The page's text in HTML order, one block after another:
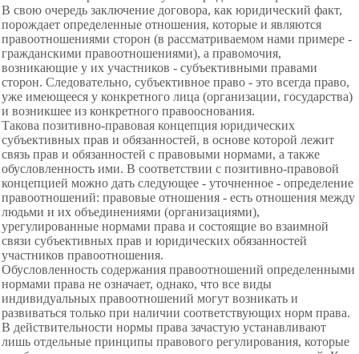
В свою очередь заключение договора, как юридический факт,
порождает определенные отношения, которые и являются
правоотношениями сторон (в рассматриваемом нами примере -
гражданскими правоотношениями), а правомочия,
возникающие у их участников - субъективными правами
сторон. Следовательно, субъективное право - это всегда право,
уже имеющееся у конкретного лица (организации, государства)
и возникшее из конкретного правооснования.
Такова позитивно-правовая концепция юридических
субъективных прав и обязанностей, в основе которой лежит
связь прав и обязанностей с правовыми нормами, а также
обусловленность ими. В соответствии с позитивно-правовой
концепцией можно дать следующее - уточненное - определение
правоотношений: правовые отношения - есть отношения между
людьми и их объединениями (организациями),
урегулированные нормами права и состоящие во взаимной
связи субъективных прав и юридических обязанностей
участников правоотношения.
Обусловленность содержания правоотношений определенными
нормами права не означает, однако, что все виды
индивидуальных правоотношений могут возникать и
развиваться только при наличии соответствующих норм права.
В действительности нормы права зачастую устанавливают
лишь отдельные принципы правового регулирования, которые